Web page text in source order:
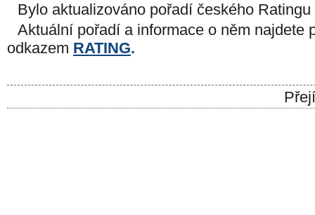
Bylo aktualizováno pořadí českého
Aktuální pořadí a informace o něm najdete
odkazem RATING.